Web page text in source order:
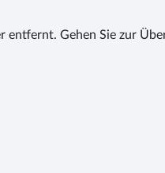
Gehen Sie zur